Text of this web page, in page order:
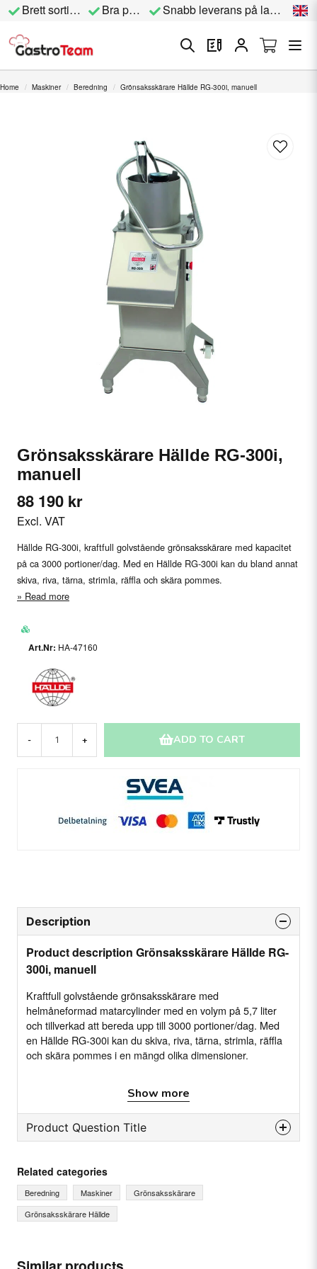
Brett sortiment Bra priser Snabb leverans på lagervara
Home Maskiner Beredning Grönsaksskärare Hällde RG-300i, manuell
Grönsaksskärare Hällde RG-300i,
manuell
88 190 kr
Excl. VAT
Hällde RG-300i, kraftfull golvstående grönsaksskärare med kapacitet
på ca 3000 portioner/dag. Med en Hällde RG-300i kan du bland annat
skiva, riva, tärna, strimla, räffla och skära pommes.
Read more
HA-47160
- + ADD TO CART
Description
Product description Grönsaksskärare Hällde RG-
300i, manuell
Kraftfull golvstående grönsaksskärare med
helmåneformad matarcylinder med en volym på 5,7 liter
och tillverkad att bereda upp till 3000 portioner/dag. Med
en Hällde RG-300i kan du skiva, riva, tärna, strimla, räffla
och skära pommes i en mängd olika dimensioner.
Anslutning: 380-415 V. 50/60 Hz, 3-fas
Matarcylindrar: Rostfritt stål
Motorskydd: Termiskt, underhållsfri kuggväxel.
Show more
Product Question Title
Ask us something about this product...
Related categories
Beredning Maskiner
Grönsaksskärare
Grönsaksskärare Hällde